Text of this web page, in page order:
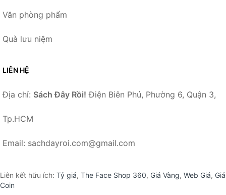
Văn phòng phẩm
Quà lưu niệm
LIÊN HỆ
Địa chỉ: Sách Đây Rồi! Điện Biên Phủ, Phường 6, Quận 3,
Tp.HCM
Email: sachdayroi.com@gmail.com
Liên kết hữu ích: Tỷ giá, The Face Shop 360, Giá Vàng, Web Giá, Giá
Coin